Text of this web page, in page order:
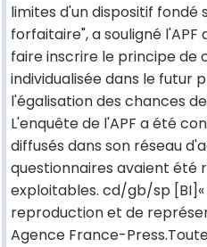
limites d'un dispositif fondé
forfaitaire", a souligné
faire inscrire le principe de
individualisée dans le futur
l'égalisation des chances
L'enquête de l'APF a été
diffusés dans son réseau
questionnaires avaient été
exploitables. cd/gb/sp [BI]«
reproduction et de
Agence France-